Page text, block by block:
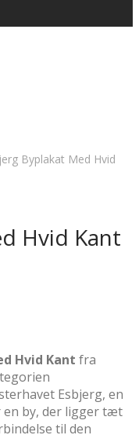
Byplakat Med Hvid
Hvid Kant
Hvid Kant fra
Esbjerg, en
en by, der ligger tæt
til den